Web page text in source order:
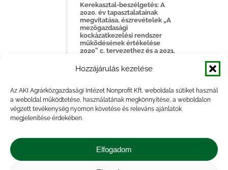
Hozzájárulás kezelése
Az AKI Agrárközgazdasági Intézet Nonprofit Kft. weboldala sütiket használ
a weboldal működtetése, használatának megkönnyítése, a weboldalon
végzett tevékenység nyomon követése és releváns ajánlatok
megjelenítése érdekében.
Elfogadom
Kerekasztal-beszélgetés: A
2020. év tapasztalatainak
megvitatása, észrevételek „A
mezőgazdasági
kockázatkezelési rendszer
működésének értékelése
2020” c. tervezethez és a 2021.
Zárszó
Dr. Goda Pál ügyvezető igazgató,